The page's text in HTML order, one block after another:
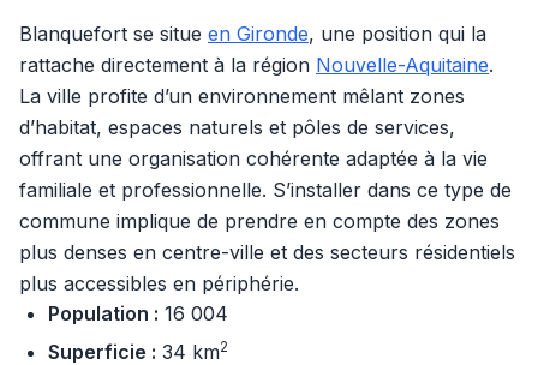
Blanquefort se situe en Gironde, une position qui la
rattache directement à la région Nouvelle-Aquitaine.
La ville profite d’un environnement mêlant zones
d’habitat, espaces naturels et pôles de services,
offrant une organisation cohérente adaptée à la vie
familiale et professionnelle. S’installer dans ce type de
commune implique de prendre en compte des zones
plus denses en centre-ville et des secteurs résidentiels
plus accessibles en périphérie.
Population : 16 004
Superficie : 34 km2